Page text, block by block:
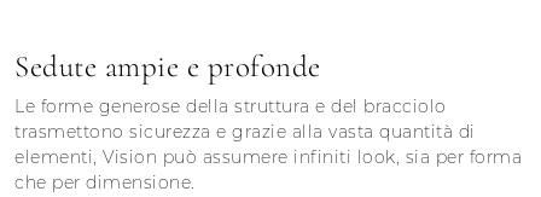
Sedute ampie e profonde
Le forme generose della struttura e del bracciolo
trasmettono sicurezza e grazie alla vasta quantità di
elementi, Vision può assumere infiniti look, sia per forma
che per dimensione.